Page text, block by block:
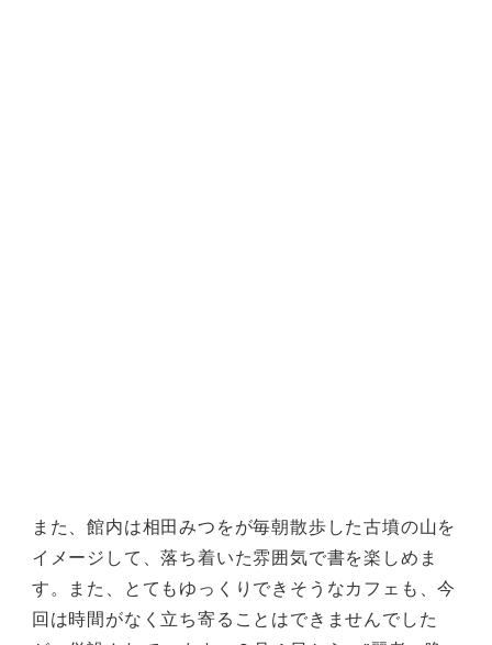
また、館内は相田みつをが毎朝散歩した古墳の山を
イメージして、落ち着いた雰囲気で書を楽しめま
す。また、とてもゆっくりできそうなカフェも、今
回は時間がなく立ち寄ることはできませんでした